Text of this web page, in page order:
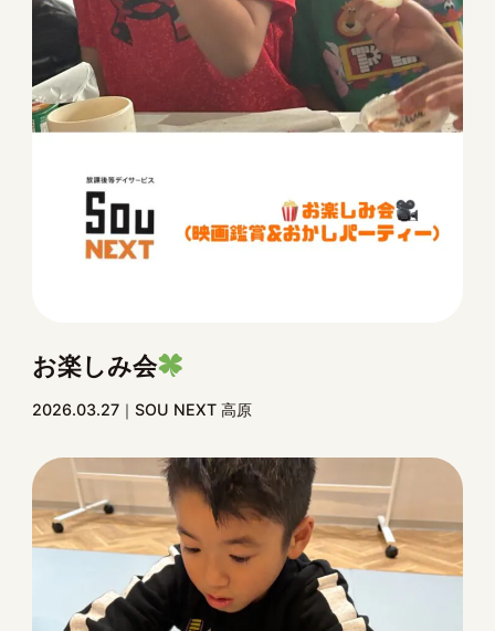
お楽しみ会
2026.03.27 SOU NEXT 高原